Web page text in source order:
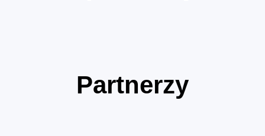
Partnerzy